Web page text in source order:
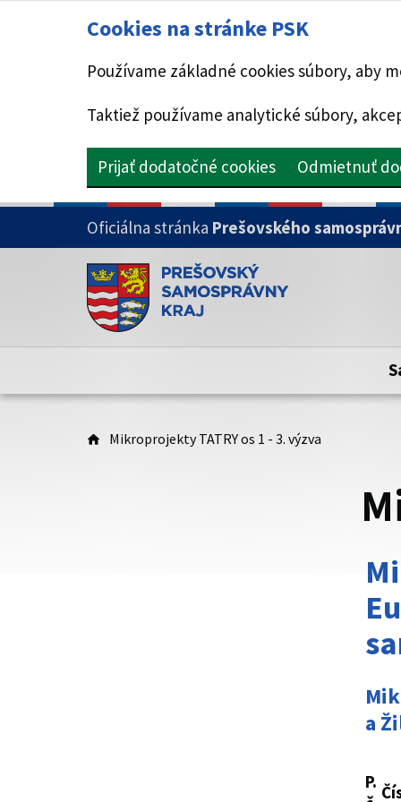
Cookies na stránke PSK
Používame základné cookies súbory, aby
Taktiež používame analytické súbory,
Prijať dodatočné cookies Odmietnuť
PRESKOČIŤ NA HLAVNÝ OBSAH
Oficiálna stránka Prešovského
Doména psk.sk je oficiálna
Toto je oficiálna webová stránka
Mikroprojekty TATRY os 1 - 3. výzva
P.
a